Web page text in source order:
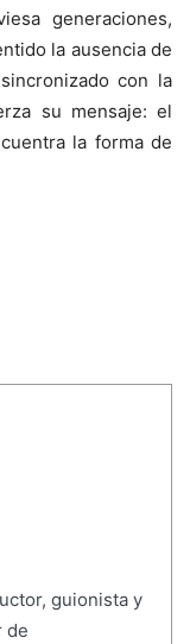
generaciones,
la ausencia de
con la
su mensaje: el
la forma de
guionista y
de